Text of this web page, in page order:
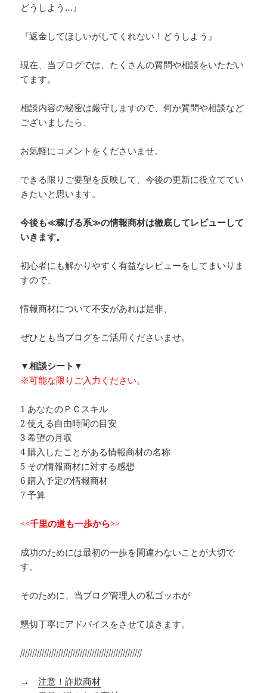
どうしよう…』
『返金してほしいがしてくれない！どうしよう』
現在、当ブログでは、たくさんの質問や相談をいただい
てます。
相談内容の秘密は厳守しますので、何か質問や相談など
ございましたら、
お気軽にコメントをくださいませ。
できる限りご要望を反映して、今後の更新に役立ててい
きたいと思います。
今後も≪稼げる系≫の情報商材は徹底してレビューして
いきます。
初心者にも解かりやすく有益なレビューをしてまいりま
すので、
情報商材について不安があれば是非、
ぜひとも当ブログをご活用くださいませ。
▼相談シート▼
※可能な限りご入力ください。
1 あなたのＰＣスキル
2 使える自由時間の目安
3 希望の月収
4 購入したことがある情報商材の名称
5 その情報商材に対する感想
6 購入予定の情報商材
7 予算
<<千里の道も一歩から>>
成功のためには最初の一歩を間違わないことが大切で
す。
そのために、当ブログ管理人の私ゴッホが
懇切丁寧にアドバイスをさせて頂きます。
///////////////////////////////////////////////////
→注意！詐欺商材